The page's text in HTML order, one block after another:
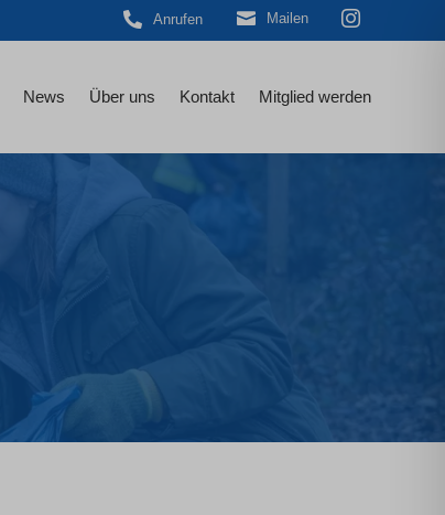
 Anrufen  Mailen 
News Über uns Kontakt Mitglied werden